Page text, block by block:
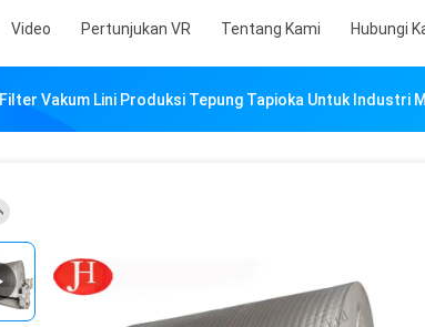
Video Pertunjukan VR Tentang Kami Hubungi
Filter Vakum Lini Produksi Tepung Tapioka Untuk Industri